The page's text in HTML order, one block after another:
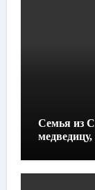
Семья из